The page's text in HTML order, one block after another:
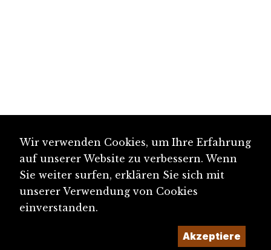
Wir verwenden Cookies, um Ihre Erfahrung
auf unserer Website zu verbessern. Wenn
Sie weiter surfen, erklären Sie sich mit
unserer Verwendung von Cookies
einverstanden.
Akzeptiere